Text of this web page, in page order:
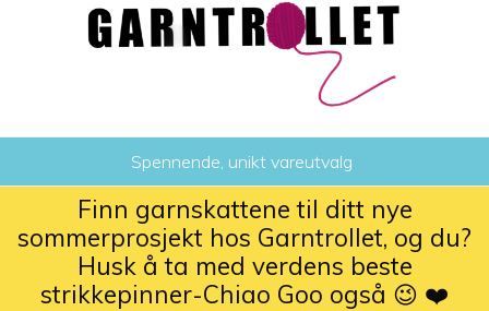
Spennende, unikt vareutvalg
Finn garnskattene til ditt nye
sommerprosjekt hos Garntrollet, og du?
Husk å ta med verdens beste
strikkepinner-Chiao Goo også 😉 ❤️